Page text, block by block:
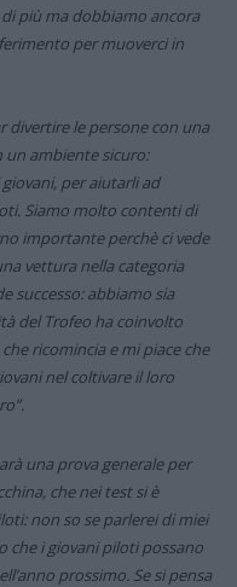
più ma dobbiamo ancora
per muoverci in
divertire le persone con una
un ambiente sicuro:
per aiutarli ad
Siamo molto contenti di
importante perchè ci vede
vettura nella categoria
successo: abbiamo sia
del Trofeo ha coinvolto
ricomincia e mi piace che
nel coltivare il loro
una prova generale per
che nei test si è
non so se parlerei di miei
che i giovani piloti possano
prossimo. Se si pensa